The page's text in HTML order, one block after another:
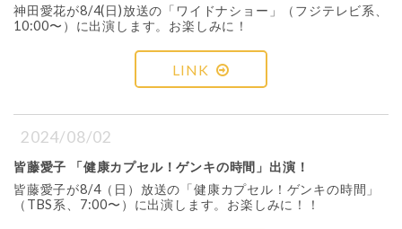
神田愛花が8/4(日)放送の「ワイドナショー」（フジテレビ系、
10:00〜）に出演します。お楽しみに！
LINK
2024/08/02
皆藤愛子 「健康カプセル！ゲンキの時間」出演！
皆藤愛子が8/4（日）放送の「健康カプセル！ゲンキの時間」
（TBS系、7:00〜）に出演します。お楽しみに！！